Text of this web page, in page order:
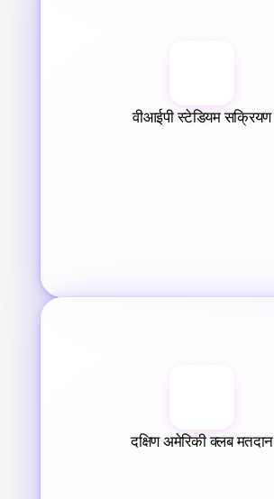
वीआईपी स्टेडियम सक्रियण
दक्षिण अमेरिकी क्लब मतदान